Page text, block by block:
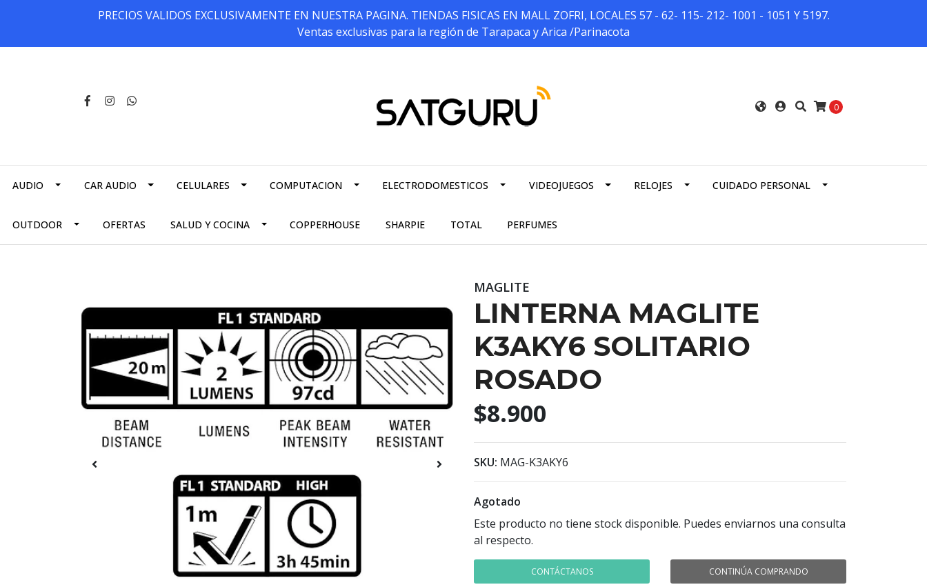
PRECIOS VALIDOS EXCLUSIVAMENTE EN NUESTRA PAGINA. TIENDAS FISICAS EN MALL ZOFRI, LOCALES 57 - 62- 115- 212- 1001 - 1051 Y 5197.
Ventas exclusivas para la región de Tarapaca y Arica /Parinacota
0
AUDIO CAR AUDIO CELULARES COMPUTACION ELECTRODOMESTICOS VIDEOJUEGOS RELOJES CUIDADO PERSONAL
OUTDOOR OFERTAS SALUD Y COCINA COPPERHOUSE SHARPIE TOTAL PERFUMES
MAGLITE
LINTERNA MAGLITE
K3AKY6 SOLITARIO
ROSADO
$8.900
SKU: MAG-K3AKY6
Agotado
Este producto no tiene stock disponible. Puedes enviarnos una consulta
al respecto.
CONTÁCTANOS CONTINÚA COMPRANDO